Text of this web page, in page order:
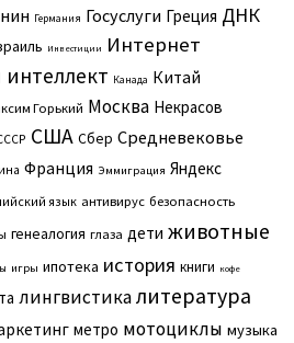
Германия Госуслуги Греция ДНК
Инвестиции Интернет
Канада Китай
Горький Москва Некрасов
США Сбер Средневековье
Франция Эммиграция Яндекс
язык антивирус безопасность
генеалогия глаза дети животные
игры ипотека история книги кофе
лингвистикалитература
метро мотоциклы музыка